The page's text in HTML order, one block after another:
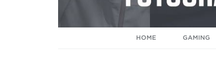
HOME GAMING